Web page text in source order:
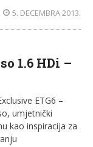
5. DECEMBRA 2013.
1.6 HDi –
ETG6 –
umjetnički
kao inspiracija za